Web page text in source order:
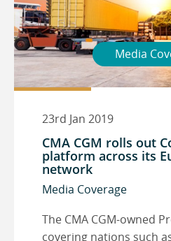
Media
23rd Jan 2019
CMA CGM rolls out
platform across its
network
Media Coverage
The CMA CGM-owned
covering nations such